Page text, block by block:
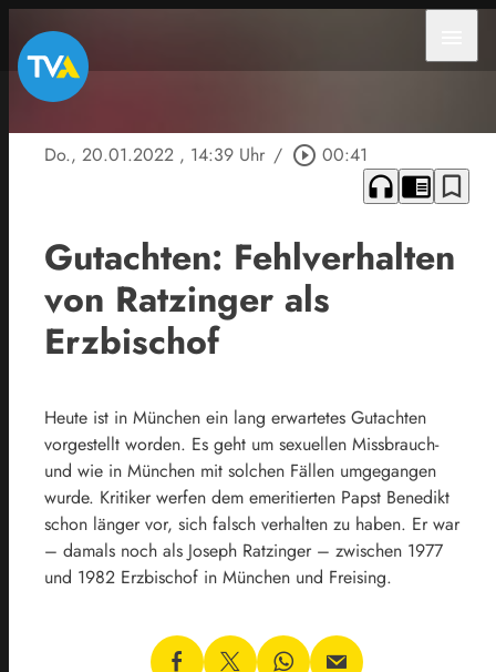
Do., 20.01.2022 , 14:39 Uhr / play_circle_outline 00:41
headphones chrome_reader_mode bookmark_border
Gutachten: Fehlverhalten
von Ratzinger als
Erzbischof
Heute ist in München ein lang erwartetes Gutachten
vorgestellt worden. Es geht um sexuellen Missbrauch-
und wie in München mit solchen Fällen umgegangen
wurde. Kritiker werfen dem emeritierten Papst Benedikt
schon länger vor, sich falsch verhalten zu haben. Er war
– damals noch als Joseph Ratzinger – zwischen 1977
und 1982 Erzbischof in München und Freising.